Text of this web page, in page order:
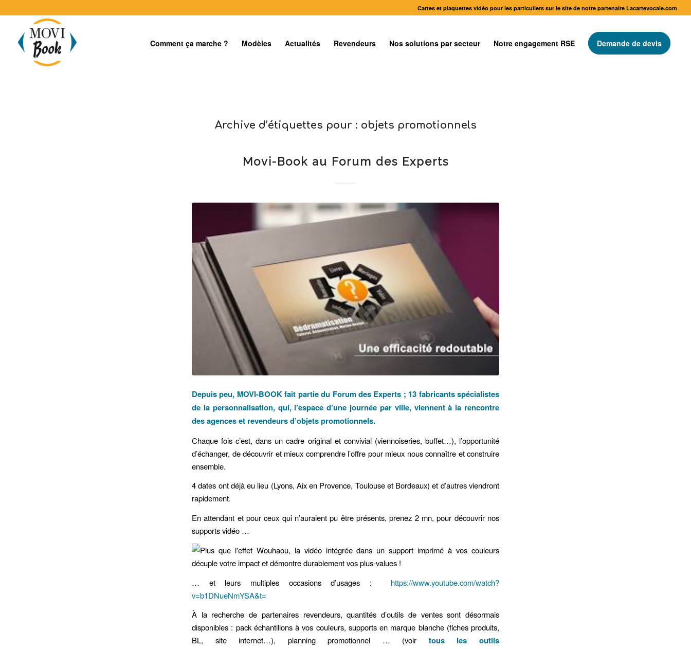
Cartes et plaquettes vidéo pour les particuliers sur le site de notre partenaire Lacartevocale.com
Comment ça marche ? Modèles Actualités Revendeurs Nos solutions par secteur Notre engagement RSE Demande de devis
Archive d’étiquettes pour : objets promotionnels
Movi-Book au Forum des Experts
Depuis peu, MOVI-BOOK fait partie du Forum des Experts ; 13 fabricants spécialistes
de la personnalisation, qui, l’espace d’une journée par ville, viennent à la rencontre
des agences et revendeurs d’objets promotionnels.
Chaque fois c’est, dans un cadre original et convivial (viennoiseries, buffet…), l’opportunité
d’échanger, de découvrir et mieux comprendre l’offre pour mieux nous connaître et construire
ensemble.
4 dates ont déjà eu lieu (Lyons, Aix en Provence, Toulouse et Bordeaux) et d’autres viendront
rapidement.
En attendant et pour ceux qui n’auraient pu être présents, prenez 2 mn, pour découvrir nos
supports vidéo …
… et leurs multiples occasions d’usages : https://www.youtube.com/watch?
v=b1DNueNmYSA&t=
À la recherche de partenaires revendeurs, quantités d’outils de ventes sont désormais
disponibles : pack échantillons à vos couleurs, supports en marque blanche (fiches produits,
BL, site internet…), planning promotionnel … (voir tous les outils